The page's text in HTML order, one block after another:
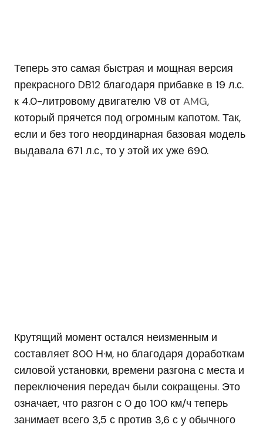
Теперь это самая быстрая и мощная версия
прекрасного DB12 благодаря прибавке в 19 л.с.
к 4.0-литровому двигателю V8 от AMG,
который прячется под огромным капотом. Так,
если и без того неординарная базовая модель
выдавала 671 л.с., то у этой их уже 690.
Крутящий момент остался неизменным и
составляет 800 Н·м, но благодаря доработкам
силовой установки, времени разгона с места и
переключения передач были сокращены. Это
означает, что разгон с 0 до 100 км/ч теперь
занимает всего 3,5 с против 3,6 с у обычного